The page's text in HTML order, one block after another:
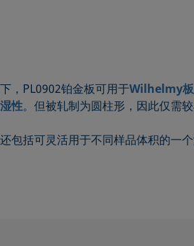
，PL0902铂金板可用于Wilhelmy
性。但被轧制为圆柱形，因此仅需
包括可灵活用于不同样品体积的一